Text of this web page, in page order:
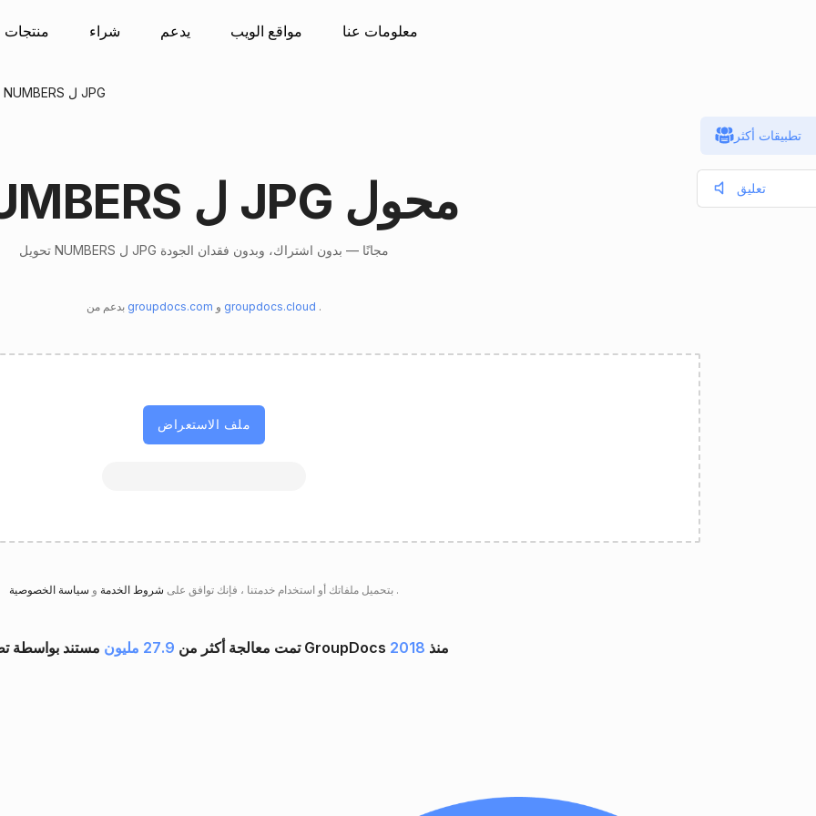
منتجات شراء يدعم مواقع الويب معلومات عنا
يتحول NUMBERS ل JPG
NUMBERS ل JPG محول
تحويل NUMBERS ل JPG مجانًا — بدون اشتراك، وبدون فقدان الجودة
groupdocs.com groupdocs.cloud .
ملف الاستعراض
بتحميل ملفاتك أو استخدام خدمتنا ، فإنك توافق على شروط الخدمة و .
تمت معالجة أكثر من 27.9 مليون مستند بواسطة تطبيقات GroupDocs منذ 2018
تطبيقات أكثر
تعليق